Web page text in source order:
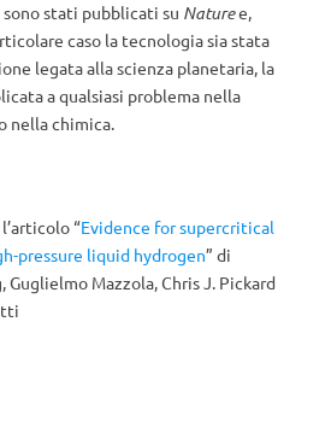
stati pubblicati su Naturee,
caso la tecnologia sia stata
legata alla scienza planetaria, la
a qualsiasi problema nella
nella chimica.
l’articolo “Evidence for supercritical
pressure liquid hydrogen” di
Guglielmo Mazzola, Chris J. Pickard